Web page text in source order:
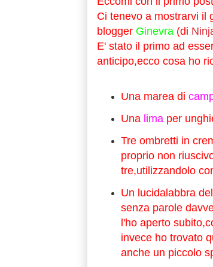
Ci tenevo a mostrarvi il
blogger Ginevra (di
E' stato il primo ad
anticipo,ecco cosa ho
Una marea di
Unalimaper
Tre ombretti in
proprio non
tre,utilizzandolo
Un lucidalabbra
senza parole
l'ho aperto
invece ho trovato
anche un piccolo